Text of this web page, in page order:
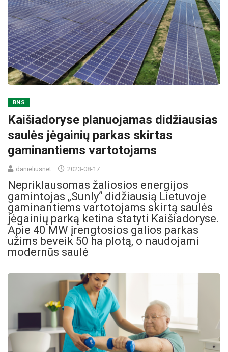
BNS
Kaišiadoryse planuojamas didžiausias
saulės jėgainių parkas skirtas
gaminantiems vartotojams
danieliusnet 2023-08-17
Nepriklausomas žaliosios energijos
gamintojas „Sunly“ didžiausią Lietuvoje
gaminantiems vartotojams skirtą saulės
jėgainių parką ketina statyti Kaišiadoryse.
Apie 40 MW įrengtosios galios parkas
užims beveik 50 ha plotą, o naudojami
modernūs saulė